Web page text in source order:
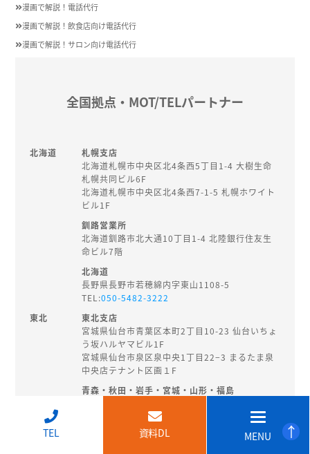
↑
漫画で解説！電話代行
漫画で解説！飲食店向け電話代行
漫画で解説！サロン向け電話代行
全国拠点・MOT/TELパートナー
北海道
札幌支店
北海道札幌市中央区北4条西5丁目1-4 大樹生命
札幌共同ビル6F
北海道札幌市中央区北4条西7-1-5 札幌ホワイト
ビル1F
釧路営業所
北海道釧路市北大通10丁目1-4 北陸銀行住友生
命ビル7階
北海道
長野県長野市若穂綿内字東山1108-5
TEL:050-5482-3222
東北
東北支店
宮城県仙台市青葉区本町2丁目10-23 仙台いちょ
う坂ハルヤマビル1F
宮城県仙台市泉区泉中央1丁目22−3 まるたま泉
中央店テナント区画１F
青森・秋田・岩手・宮城・山形・福島
018-874-8202
北陸・
TEL 資料DL MENU